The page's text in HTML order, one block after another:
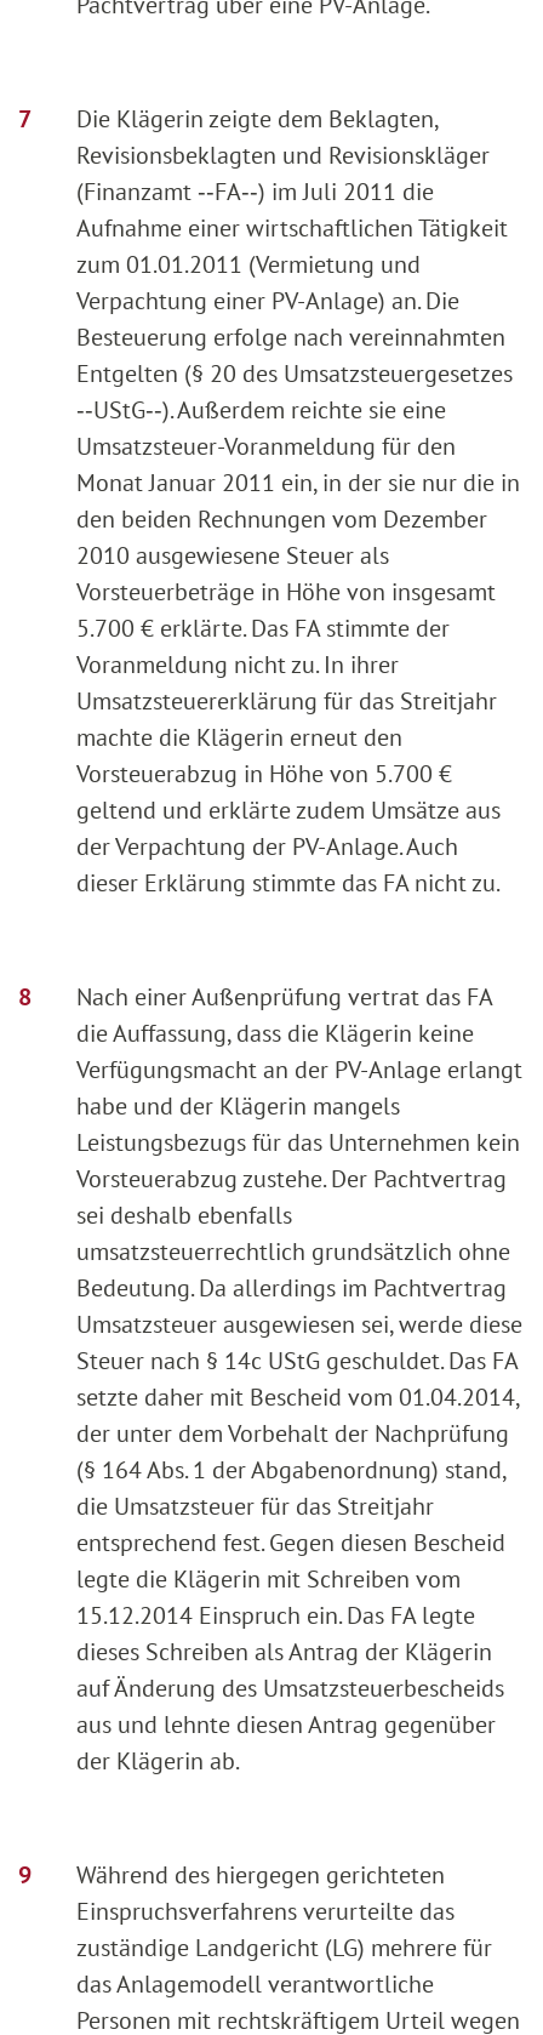
Die Klägerin zeigte dem Beklagten,
Revisionsbeklagten und Revisionskläger
(Finanzamt ‑‑FA‑‑) im Juli 2011 die
Aufnahme einer wirtschaftlichen Tätigkeit
zum 01.01.2011 (Vermietung und
Verpachtung einer PV-Anlage) an. Die
Besteuerung erfolge nach vereinnahmten
Entgelten (§ 20 des Umsatzsteuergesetzes
‑‑UStG‑‑). Außerdem reichte sie eine
Umsatzsteuer-Voranmeldung für den
Monat Januar 2011 ein, in der sie nur die in
den beiden Rechnungen vom Dezember
2010 ausgewiesene Steuer als
Vorsteuerbeträge in Höhe von insgesamt
5.700 € erklärte. Das FA stimmte der
Voranmeldung nicht zu. In ihrer
Umsatzsteuererklärung für das Streitjahr
machte die Klägerin erneut den
Vorsteuerabzug in Höhe von 5.700 €
geltend und erklärte zudem Umsätze aus
der Verpachtung der PV-Anlage. Auch
dieser Erklärung stimmte das FA nicht zu.
Nach einer Außenprüfung vertrat das FA
die Auffassung, dass die Klägerin keine
Verfügungsmacht an der PV-Anlage erlangt
habe und der Klägerin mangels
Leistungsbezugs für das Unternehmen kein
Vorsteuerabzug zustehe. Der Pachtvertrag
sei deshalb ebenfalls
umsatzsteuerrechtlich grundsätzlich ohne
Bedeutung. Da allerdings im Pachtvertrag
Umsatzsteuer ausgewiesen sei, werde diese
Steuer nach § 14c UStG geschuldet. Das FA
setzte daher mit Bescheid vom 01.04.2014,
der unter dem Vorbehalt der Nachprüfung
(§ 164 Abs. 1 der Abgabenordnung) stand,
die Umsatzsteuer für das Streitjahr
entsprechend fest. Gegen diesen Bescheid
legte die Klägerin mit Schreiben vom
15.12.2014 Einspruch ein. Das FA legte
dieses Schreiben als Antrag der Klägerin
auf Änderung des Umsatzsteuerbescheids
aus und lehnte diesen Antrag gegenüber
der Klägerin ab.
Während des hiergegen gerichteten
Einspruchsverfahrens verurteilte das
zuständige Landgericht (LG) mehrere für
das Anlagemodell verantwortliche
Personen mit rechtskräftigem Urteil wegen